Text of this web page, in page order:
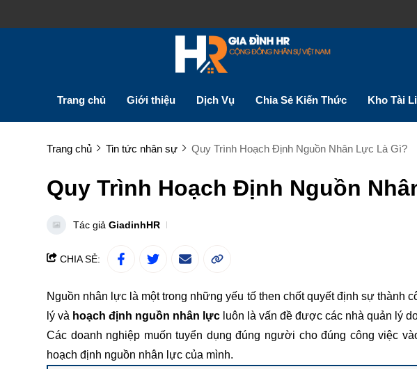
Trang chủ Giới thiệu Dịch Vụ Chia Sẻ Kiến Thức Kho Tài
Trang chủ Tin tức nhân sự Quy Trình Hoạch Định Nguồn Nhân Lực Là Gì?
Quy Trình Hoạch Định Nguồn
Tác giả GiadinhHR
CHIA SẺ:
Nguồn nhân lực là một trong những yếu tố then chốt quyết định sự thành
lý và hoạch định nguồn nhân lực luôn là vấn đề được các nhà quản lý
Các doanh nghiệp muốn tuyển dụng đúng người cho đúng công việc
hoạch định nguồn nhân lực của mình.